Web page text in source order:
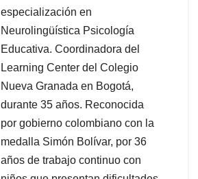
especialización en
Neurolingüística Psicología
Educativa. Coordinadora del
Learning Center del Colegio
Nueva Granada en Bogotá,
durante 35 años. Reconocida
por gobierno colombiano con la
medalla Simón Bolívar, por 36
años de trabajo continuo con